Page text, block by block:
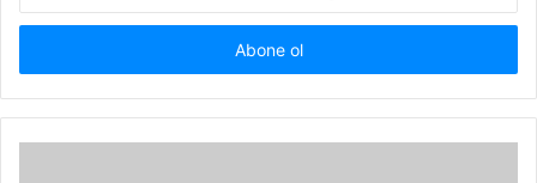
adresinizi